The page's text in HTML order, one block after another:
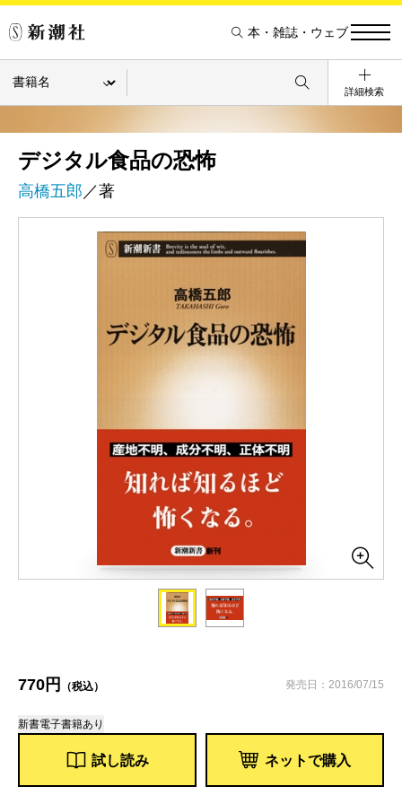
本・雑誌・ウェブ
詳細検索
デジタル食品の恐怖
高橋五郎 ／著
770円 （税込） 発売日：2016/07/15
新書電子書籍あり
試し読み ネットで購入